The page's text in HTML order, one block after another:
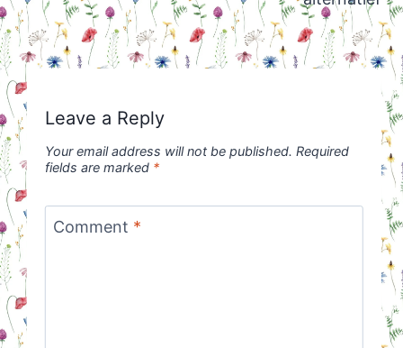
Leave a Reply
Your email address will not be published. Required
fields are marked *
Comment *